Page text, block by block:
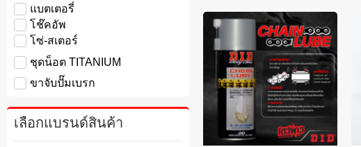
แบตเตอรี่
โช๊คอัพ
โซ่-สเตอร์
ชุดน็อต TITANIUM
ขาจับปั๊มเบรก
เลือกแบรนด์สินค้า